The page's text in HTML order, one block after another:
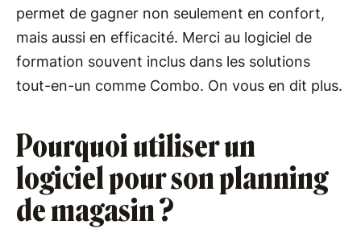
permet de gagner non seulement en confort,
mais aussi en efficacité. Merci au logiciel de
formation souvent inclus dans les solutions
tout-en-un comme Combo. On vous en dit plus.
Pourquoi utiliser un
logiciel pour son planning
de magasin ?